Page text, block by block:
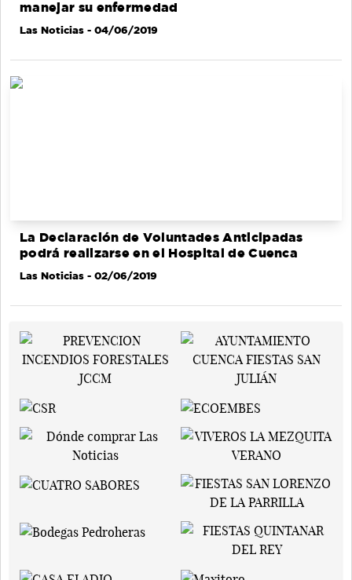
manejar su enfermedad
Las Noticias - 04/06/2019
La Declaración de Voluntades Anticipadas
podrá realizarse en el Hospital de Cuenca
Las Noticias - 02/06/2019